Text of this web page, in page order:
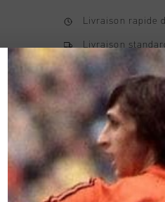
Livraison rapide
Livraison
Retour simple
Payer avec
Information
Johan Cruyff
finished with a grey